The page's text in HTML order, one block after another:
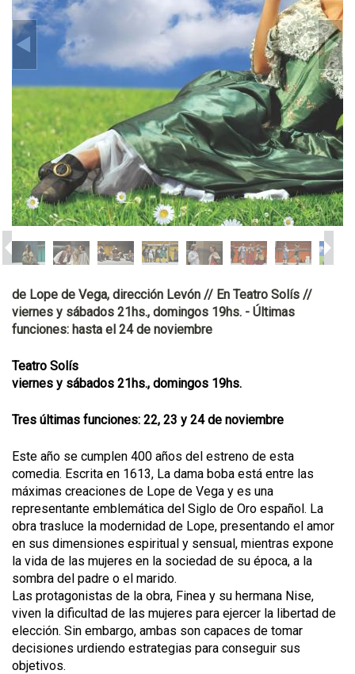
de Lope de Vega, dirección Levón // En Teatro Solís //
viernes y sábados 21hs., domingos 19hs. - Últimas
funciones: hasta el 24 de noviembre
Teatro Solís
viernes y sábados 21hs., domingos 19hs.
Tres últimas funciones: 22, 23 y 24 de noviembre
Este año se cumplen 400 años del estreno de esta
comedia. Escrita en 1613, La dama boba está entre las
máximas creaciones de Lope de Vega y es una
representante emblemática del Siglo de Oro español. La
obra trasluce la modernidad de Lope, presentando el amor
en sus dimensiones espiritual y sensual, mientras expone
la vida de las mujeres en la sociedad de su época, a la
sombra del padre o el marido.
Las protagonistas de la obra, Finea y su hermana Nise,
viven la dificultad de las mujeres para ejercer la libertad de
elección. Sin embargo, ambas son capaces de tomar
decisiones urdiendo estrategias para conseguir sus
objetivos.